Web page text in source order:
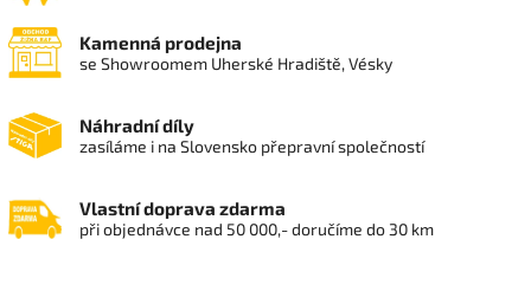
Kamenná prodejna
se Showroomem Uherské Hradiště, Vésky
Náhradní díly
zasíláme i na Slovensko přepravní společností
Vlastní doprava zdarma
při objednávce nad 50 000,- doručíme do 30 km